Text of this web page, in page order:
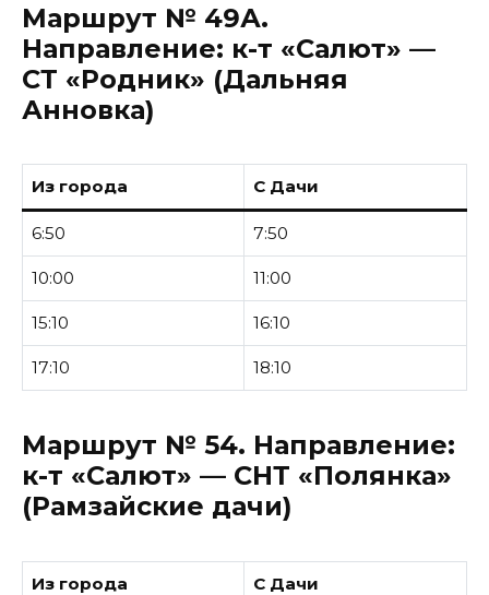
Маршрут № 49А.
Направление: к-т «Салют» —
СТ «Родник» (Дальняя
Анновка)
Из города С Дачи
6:50 7:50
10:00 11:00
15:10 16:10
17:10 18:10
Маршрут № 54. Направление:
к-т «Салют» — СНТ «Полянка»
(Рамзайские дачи)
Из города С Дачи